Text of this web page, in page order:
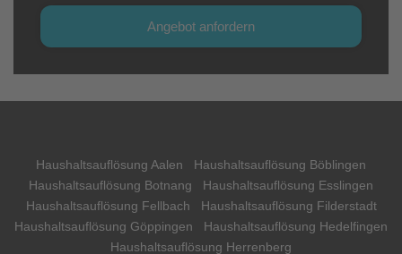
Angebot anfordern
Haushaltsauflösung Aalen
Haushaltsauflösung Böblingen
Haushaltsauflösung Botnang
Haushaltsauflösung Esslingen
Haushaltsauflösung Fellbach
Haushaltsauflösung Filderstadt
Haushaltsauflösung Göppingen
Haushaltsauflösung Hedelfingen
Haushaltsauflösung Herrenberg